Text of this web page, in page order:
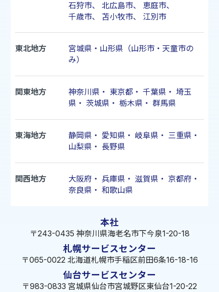
石狩市、 北広島市、 恵庭市、
千歳市、 苫小牧市、 江別市
東北地方
宮城県・山形県（山形市・天童市の
み）
関東地方 神奈川県 ・ 東京都・ 千葉県 ・ 埼玉
県 ・ 茨城県 ・ 栃木県 ・ 群馬県
東海地方 静岡県 ・ 愛知県 ・ 岐阜県 ・ 三重県 ・
山梨県 ・ 長野県
関西地方 大阪府 ・ 兵庫県 ・ 滋賀県 ・ 京都府 ・
奈良県 ・ 和歌山県
本社
〒243-0435 神奈川県海老名市下今泉1-20-18
札幌サービスセンター
〒065-0022 北海道札幌市手稲区前田6条16-18-16
仙台サービスセンター
〒983-0833 宮城県仙台市宮城野区東仙台1-20-22